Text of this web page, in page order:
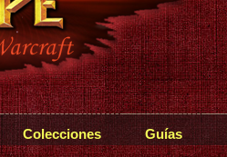
Colecciones Guías